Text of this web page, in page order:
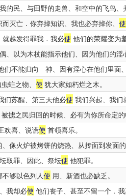
的民、与田野的走兽、和空中的飞鸟
灭亡．你弃掉知识、我也必弃掉你、 使
越发得罪我．我必使 他们的荣耀变为羞
、以为木杖能指示他们、因为他们的淫
们不能归向 神、因有淫心在他们里面
蛀之物、 使 犹大家如朽烂之木。
们苏醒、第三天他必使 我们兴起、我们
被掳之民归回的时候、必有为你所命定的
欢喜、说谎使 首领喜乐。
像火炉被烤饼的烧热、从抟面到发面
取罪、因此、祭坛使 他犯罪。
够以色列人使 用、新酒也必缺乏。
我却必使 他们丧子、甚至不留一个．